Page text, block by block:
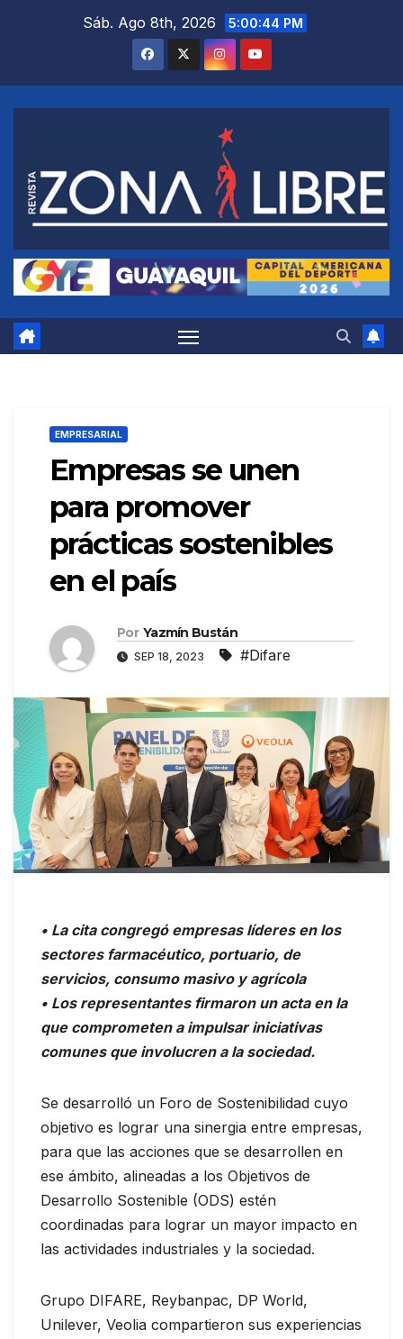
Sáb. Ago 8th, 2026 5:00:45 PM
EMPRESARIAL
Empresas se unen
para promover
prácticas sostenibles
en el país
Por Yazmín Bustán
SEP 18, 2023 #Difare
• La cita congregó empresas líderes en los
sectores farmacéutico, portuario, de
servicios, consumo masivo y agrícola
• Los representantes firmaron un acta en la
que comprometen a impulsar iniciativas
comunes que involucren a la sociedad.
Se desarrolló un Foro de Sostenibilidad cuyo
objetivo es lograr una sinergia entre empresas,
para que las acciones que se desarrollen en
ese ámbito, alineadas a los Objetivos de
Desarrollo Sostenible (ODS) estén
coordinadas para lograr un mayor impacto en
las actividades industriales y la sociedad.
Grupo DIFARE, Reybanpac, DP World,
Unilever, Veolia compartieron sus experiencias